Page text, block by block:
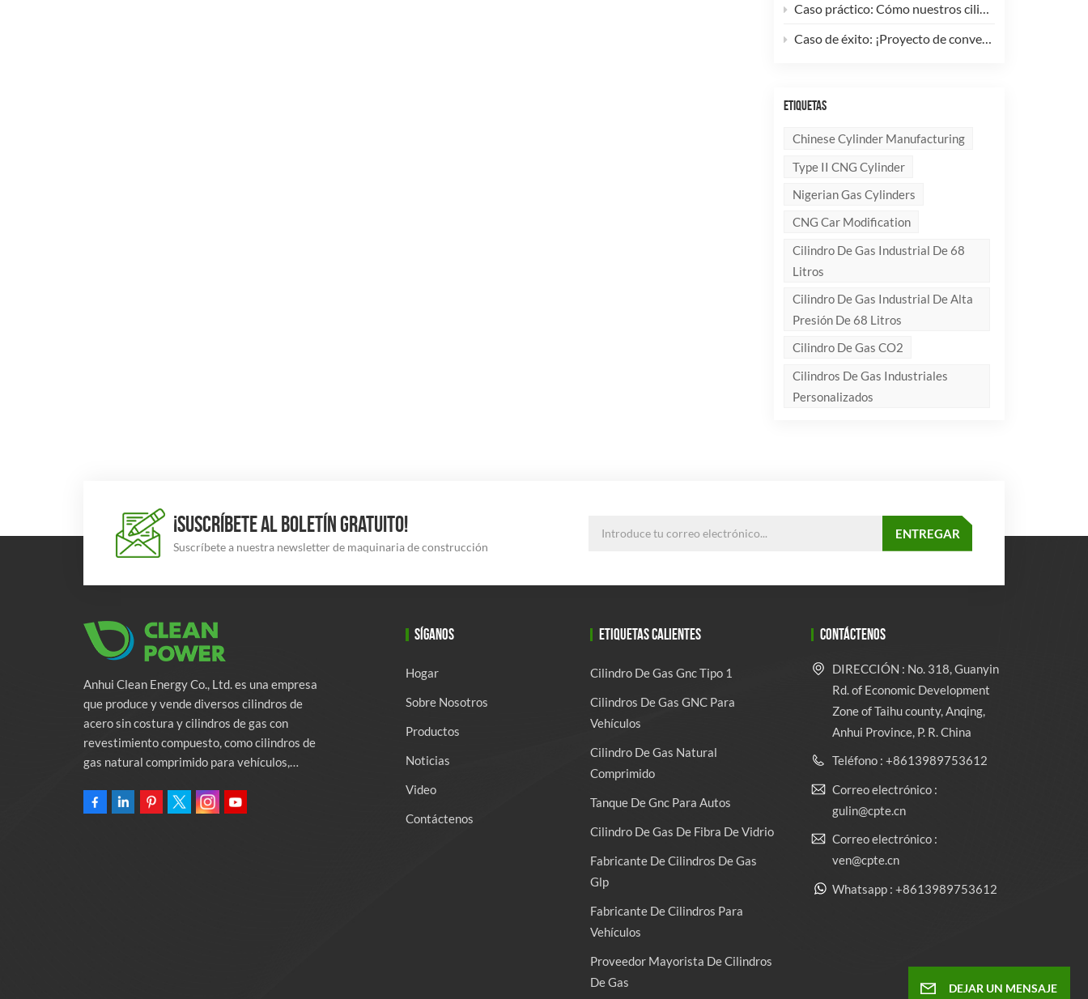
Caso práctico: Cómo nuestros cilindros compuestos de GLP redefinen la seguridad y la imagen de marca para clientes globales.
Caso de éxito: ¡Proyecto de conversión a GNC de un generador de 100 kVA completado con éxito! 🚀
ETIQUETAS
Chinese Cylinder Manufacturing
Type II CNG Cylinder
Nigerian Gas Cylinders
CNG Car Modification
Cilindro De Gas Industrial De 68
Litros
Cilindro De Gas Industrial De Alta
Presión De 68 Litros
Cilindro De Gas CO2
Cilindros De Gas Industriales
Personalizados
¡SUSCRÍBETE AL BOLETÍN GRATUITO!
Suscríbete a nuestra newsletter de maquinaria de construcción
Anhui Clean Energy Co., Ltd. es una empresa
que produce y vende diversos cilindros de
acero sin costura y cilindros de gas con
revestimiento compuesto, como cilindros de
gas natural comprimido para vehículos,
incendios. La empresa se compromete a
SÍGANOS
Hogar
Sobre Nosotros
Productos
Noticias
Video
Contáctenos
ETIQUETAS CALIENTES
Cilindro De Gas Gnc Tipo 1
Cilindros De Gas GNC Para
Vehículos
Cilindro De Gas Natural
Comprimido
Tanque De Gnc Para Autos
Cilindro De Gas De Fibra De Vidrio
Fabricante De Cilindros De Gas
Glp
Fabricante De Cilindros Para
Vehículos
Proveedor Mayorista De Cilindros
De Gas
CONTÁCTENOS
DIRECCIÓN : No. 318, Guanyin
Rd. of Economic Development
Zone of Taihu county, Anqing,
Anhui Province, P. R. China
Teléfono : +8613989753612
Correo electrónico :
gulin@cpte.cn
Correo electrónico :
ven@cpte.cn
Whatsapp : +8613989753612
DEJAR UN MENSAJE